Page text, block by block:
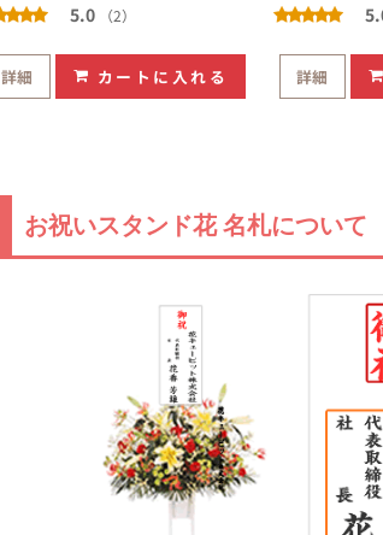
5.0 （2）
詳細 カートに入れる 詳細
お祝いスタンド花 名札について